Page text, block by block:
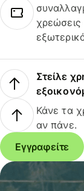
Στείλε
Κάνε τα
αν πάνε.
Εγγραφείτε